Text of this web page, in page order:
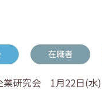
。
在職者
業研究会 1月22日(